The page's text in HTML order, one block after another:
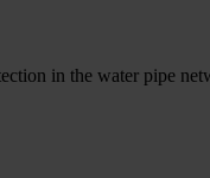
in the water pipe